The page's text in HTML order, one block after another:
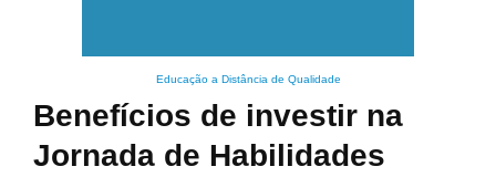
Educação a Distância de Qualidade
Benefícios de investir na
Jornada de Habilidades